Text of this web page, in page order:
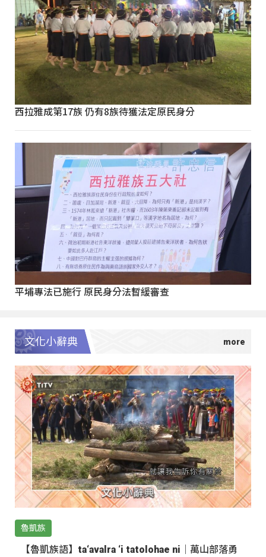
西拉雅成第17族 仍有8族待獲法定原民身分
平埔專法已施行 原民身分法暫緩審查
文化小辭典
魯凱族
【魯凱族語】ta‘avalra ‘i tatolohae ni｜萬山部落勇